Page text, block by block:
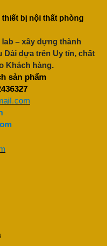
bị nội thất phòng
– xây dựng thành
Dài dựa trên Uy tín, chất
Khách hàng.
sản phẩm